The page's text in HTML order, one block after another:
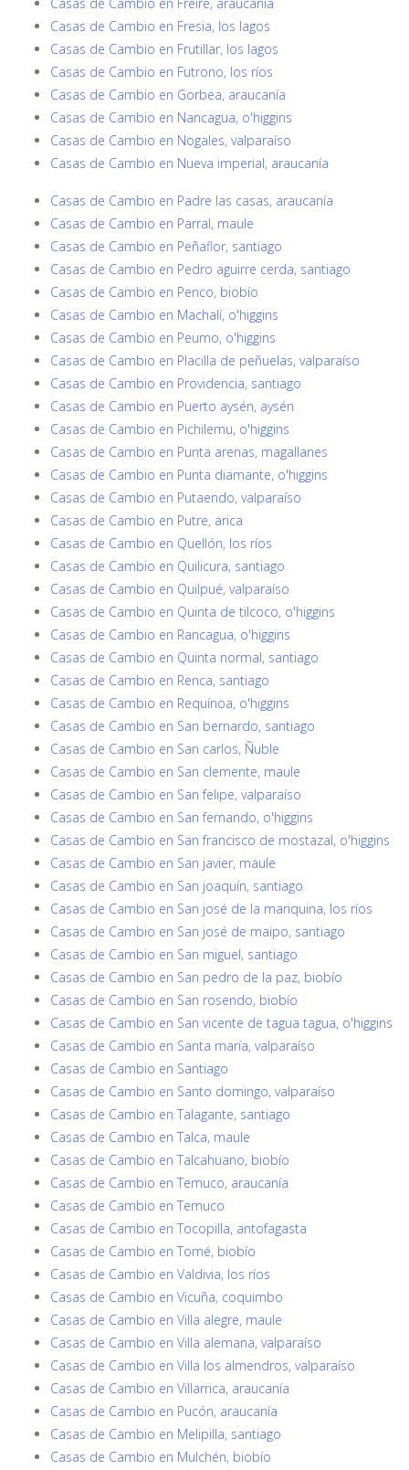
Casas de Cambio en Fresia, los lagos
Casas de Cambio en Frutillar, los lagos
Casas de Cambio en Futrono, los ríos
Casas de Cambio en Gorbea, araucanía
Casas de Cambio en Nancagua, o'higgins
Casas de Cambio en Nogales, valparaíso
Casas de Cambio en Nueva imperial, araucanía
Casas de Cambio en Padre las casas, araucanía
Casas de Cambio en Parral, maule
Casas de Cambio en Peñaflor, santiago
Casas de Cambio en Pedro aguirre cerda, santiago
Casas de Cambio en Penco, biobío
Casas de Cambio en Machalí, o'higgins
Casas de Cambio en Peumo, o'higgins
Casas de Cambio en Placilla de peñuelas, valparaíso
Casas de Cambio en Providencia, santiago
Casas de Cambio en Puerto aysén, aysén
Casas de Cambio en Pichilemu, o'higgins
Casas de Cambio en Punta arenas, magallanes
Casas de Cambio en Punta diamante, o'higgins
Casas de Cambio en Putaendo, valparaíso
Casas de Cambio en Putre, arica
Casas de Cambio en Quellón, los ríos
Casas de Cambio en Quilicura, santiago
Casas de Cambio en Quilpué, valparaíso
Casas de Cambio en Quinta de tilcoco, o'higgins
Casas de Cambio en Rancagua, o'higgins
Casas de Cambio en Quinta normal, santiago
Casas de Cambio en Renca, santiago
Casas de Cambio en Requínoa, o'higgins
Casas de Cambio en San bernardo, santiago
Casas de Cambio en San carlos, Ñuble
Casas de Cambio en San clemente, maule
Casas de Cambio en San felipe, valparaíso
Casas de Cambio en San fernando, o'higgins
Casas de Cambio en San francisco de mostazal, o'higgins
Casas de Cambio en San javier, maule
Casas de Cambio en San joaquín, santiago
Casas de Cambio en San josé de la mariquina, los ríos
Casas de Cambio en San josé de maipo, santiago
Casas de Cambio en San miguel, santiago
Casas de Cambio en San pedro de la paz, biobío
Casas de Cambio en San rosendo, biobío
Casas de Cambio en San vicente de tagua tagua, o'higgins
Casas de Cambio en Santa maría, valparaíso
Casas de Cambio en Santiago
Casas de Cambio en Santo domingo, valparaíso
Casas de Cambio en Talagante, santiago
Casas de Cambio en Talca, maule
Casas de Cambio en Talcahuano, biobío
Casas de Cambio en Temuco, araucanía
Casas de Cambio en Temuco
Casas de Cambio en Tocopilla, antofagasta
Casas de Cambio en Tomé, biobío
Casas de Cambio en Valdivia, los ríos
Casas de Cambio en Vicuña, coquimbo
Casas de Cambio en Villa alegre, maule
Casas de Cambio en Villa alemana, valparaíso
Casas de Cambio en Villa los almendros, valparaíso
Casas de Cambio en Villarrica, araucanía
Casas de Cambio en Pucón, araucanía
Casas de Cambio en Melipilla, santiago
Casas de Cambio en Mulchén, biobío